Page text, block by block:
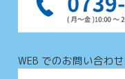
WEB でのお問い合わ